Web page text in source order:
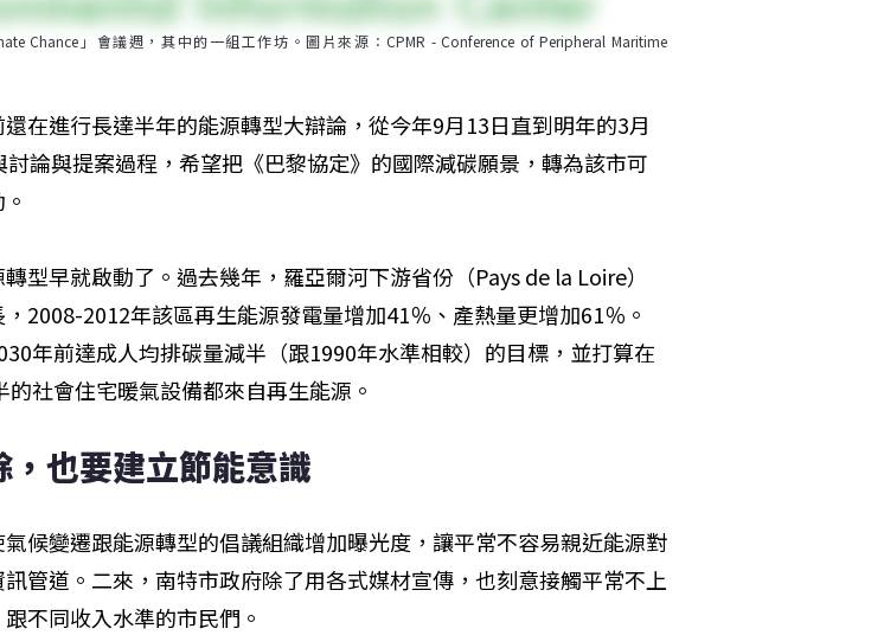
Chance」會議週，其中的一組工作坊。圖片來源：CPMR - Conference of Peripheral Maritime
在進行長達半年的能源轉型大辯論，從今年9月13日直到明年的3月
論與提案過程，希望把《巴黎協定》的國際減碳願景，轉為該市可
型早就啟動了。過去幾年，羅亞爾河下游省份（Pays de la Loire）
2008-2012年該區再生能源發電量增加41％、產熱量更增加61％。
年前達成人均排碳量減半（跟1990年水準相較）的目標，並打算在
社會住宅暖氣設備都來自再生能源。
，也要建立節能意識
候變遷跟能源轉型的倡議組織增加曝光度，讓平常不容易親近能源對
管道。二來，南特市政府除了用各式媒材宣傳，也刻意接觸平常不上
不同收入水準的市民們。